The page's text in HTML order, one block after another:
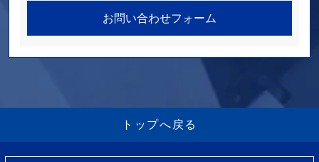
お問い合わせフォーム
トップへ戻る